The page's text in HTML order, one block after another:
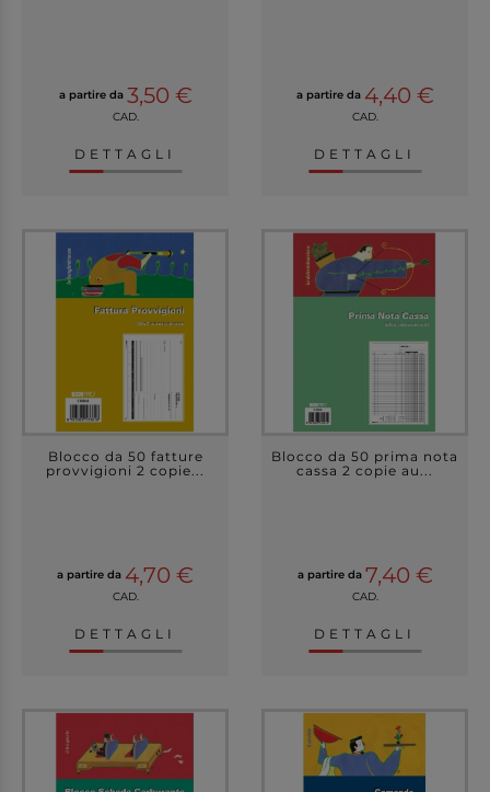
a partire da 3,50 €
CAD.
DETTAGLI
a partire da 4,40 €
CAD.
DETTAGLI
Blocco da 50 fatture
provvigioni 2 copie...
a partire da 4,70 €
CAD.
DETTAGLI
Blocco da 50 prima nota
cassa 2 copie au...
a partire da 7,40 €
CAD.
DETTAGLI